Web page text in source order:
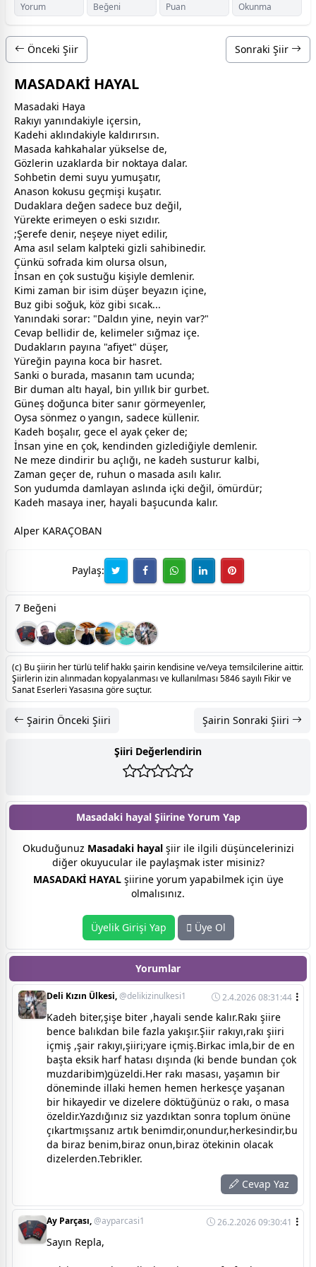
Yorum Beğeni Puan Okunma
Önceki Şiir Sonraki Şiir
MASADAKİ HAYAL
Masadaki Haya
Rakıyı yanındakiyle içersin,
Kadehi aklındakiyle kaldırırsın.
Masada kahkahalar yükselse de,
Gözlerin uzaklarda bir noktaya dalar.
Sohbetin demi suyu yumuşatır,
Anason kokusu geçmişi kuşatır.
Dudaklara değen sadece buz değil,
Yürekte erimeyen o eski sızıdır.
;Şerefe denir, neşeye niyet edilir,
Ama asıl selam kalpteki gizli sahibinedir.
Çünkü sofrada kim olursa olsun,
İnsan en çok sustuğu kişiyle demlenir.
Kimi zaman bir isim düşer beyazın içine,
Buz gibi soğuk, köz gibi sıcak...
Yanındaki sorar: "Daldın yine, neyin var?"
Cevap bellidir de, kelimeler sığmaz içe.
Dudakların payına "afiyet" düşer,
Yüreğin payına koca bir hasret.
Sanki o burada, masanın tam ucunda;
Bir duman altı hayal, bin yıllık bir gurbet.
Güneş doğunca biter sanır görmeyenler,
Oysa sönmez o yangın, sadece küllenir.
Kadeh boşalır, gece el ayak çeker de;
İnsan yine en çok, kendinden gizlediğiyle demlenir.
Ne meze dindirir bu açlığı, ne kadeh susturur kalbi,
Zaman geçer de, ruhun o masada asılı kalır.
Son yudumda damlayan aslında içki değil, ömürdür;
Kadeh masaya iner, hayali başucunda kalır.
Alper KARAÇOBAN
Paylaş:
7 Beğeni
(c) Bu şiirin her türlü telif hakkı şairin kendisine ve/veya temsilcilerine aittir.
Şiirlerin izin alınmadan kopyalanması ve kullanılması 5846 sayılı Fikir ve
Sanat Eserleri Yasasına göre suçtur.
Şairin Önceki Şiiri Şairin Sonraki Şiiri
Şiiri Değerlendirin
Masadaki hayal Şiirine Yorum Yap
Okuduğunuz Masadaki hayalşiir ile ilgili düşüncelerinizi
diğer okuyucular ile paylaşmak ister misiniz?
MASADAKİ HAYALşiirine yorum yapabilmek için üye
olmalısınız.
Üyelik Girişi Yap Üye Ol
Yorumlar
Deli Kızın Ülkesi,@delikizinulkesi1 2.4.2026 08:31:44
Kadeh biter,şişe biter ,hayali sende kalır.Rakı şiire
bence balıkdan bile fazla yakışır.Şiir rakıyı,rakı şiiri
içmiş ,şair rakıyı,şiiri;yare içmiş.Birkac imla,bir de en
başta eksik harf hatası dışında (ki bende bundan çok
muzdaribim)güzeldi.Her rakı masası, yaşamın bir
döneminde illaki hemen hemen herkesçe yaşanan
bir hikayedir ve dizelere döktüğünüz o rakı, o masa
özeldir.Yazdığınız siz yazdıktan sonra toplum önüne
çıkartmışsanız artık benimdir,onundur,herkesindir,bu
da biraz benim,biraz onun,biraz ötekinin olacak
dizelerden.Tebrikler.
Cevap Yaz
Ay Parçası,@ayparcasi1 26.2.2026 09:30:41
Sayın Repla,